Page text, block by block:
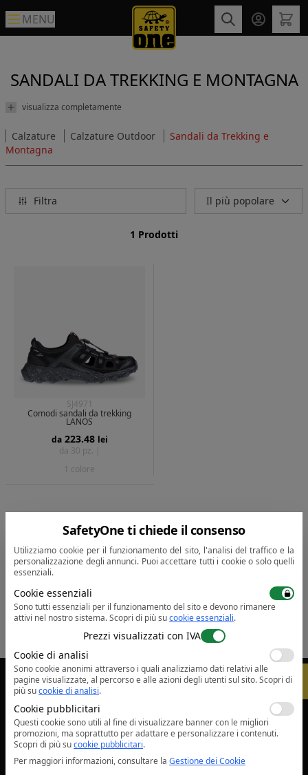
MENU
SANDALI DA TREKKING E MONTAGNA
visualizza completamente
Calzature Calzature Outdoor
Sandali da Trekking e
Montagna
Filtra Il più popolare
1 Prodotti
SJ4971
Comodi sandali da trekking
LANOS
da 223.48 lei
da 30 pz. |
1 colore
visualizza completamente
5%
Servizi
Ditta
SafetyOne ti chiede il consenso
Utilizziamo cookie per il funzionamento del sito, l'analisi del traffico e la
personalizzazione degli annunci. Puoi accettare tutti i cookie o solo quelli
essenziali.
Cookie essenziali
Sono tutti essenziali per il funzionamento del sito e devono rimanere
attivi nel nostro sistema.Scopri di più sucookie essenziali.
Prezzi visualizzati con IVA
Cookie di analisi
Sono cookie anonimi attraverso i quali analizziamo dati relativi alle
pagine visualizzate, al percorso e alle azioni degli utenti sul sito.Scopri di
più sucookie di analisi.
Cookie pubblicitari
Questi cookie sono utili al fine di visualizzare banner con le migliori
promozioni, ma soprattutto per adattare e personalizzare i contenuti.
Scopri di più sucookie pubblicitari.
Per maggiori informazioni, consultare la Gestione dei Cookie